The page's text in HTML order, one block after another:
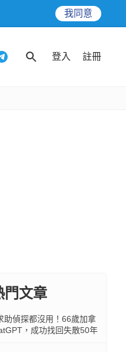
我同意
登入 註冊
門文章
助偵探都沒用！66歲加拿
，成功找回失散50年